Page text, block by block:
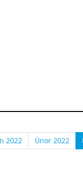
2022 Únor 2022